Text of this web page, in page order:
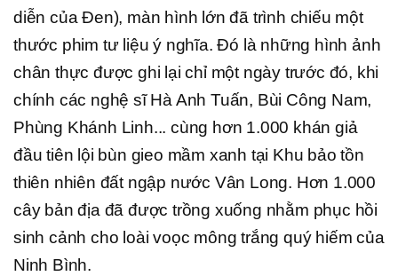
diễn của Đen), màn hình lớn đã trình chiếu một
thước phim tư liệu ý nghĩa. Đó là những hình ảnh
chân thực được ghi lại chỉ một ngày trước đó, khi
chính các nghệ sĩ Hà Anh Tuấn, Bùi Công Nam,
Phùng Khánh Linh... cùng hơn 1.000 khán giả
đầu tiên lội bùn gieo mầm xanh tại Khu bảo tồn
thiên nhiên đất ngập nước Vân Long. Hơn 1.000
cây bản địa đã được trồng xuống nhằm phục hồi
sinh cảnh cho loài voọc mông trắng quý hiếm của
Ninh Bình.